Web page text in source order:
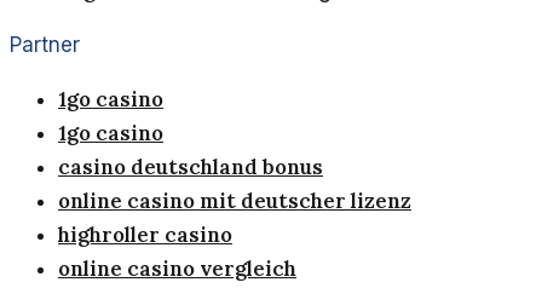
Partner
1go casino
1go casino
casino deutschland bonus
online casino mit deutscher lizenz
highroller casino
online casino vergleich